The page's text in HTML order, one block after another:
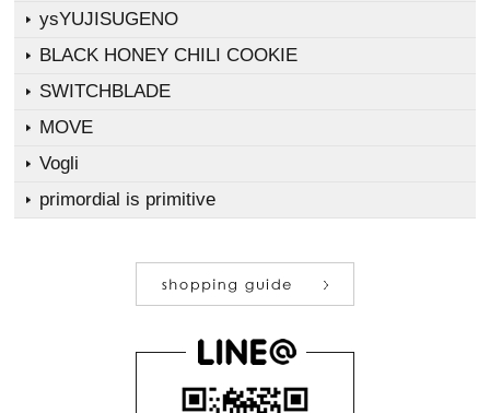
ysYUJISUGENO
BLACK HONEY CHILI COOKIE
SWITCHBLADE
MOVE
Vogli
primordial is primitive